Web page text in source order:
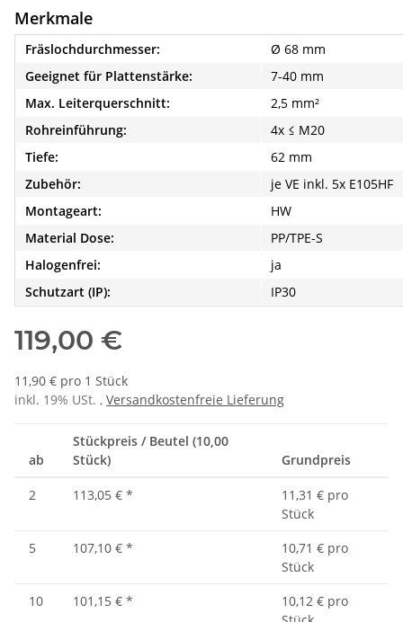
Merkmale
Fräslochdurchmesser:
Ø 68 mm
Geeignet für Plattenstärke:
7-40 mm
Max. Leiterquerschnitt:
2,5 mm²
Rohreinführung:
4x ≤ M20
Tiefe:
62 mm
Zubehör:
je VE inkl. 5x E105HF
Montageart:
HW
Material Dose:
PP/TPE-S
Halogenfrei:
ja
Schutzart (IP):
IP30
119,00 €
11,90 € pro 1 Stück
inkl. 19% USt. , Versandkostenfreie Lieferung
ab
Stückpreis / Beutel (10,00
Stück)
Grundpreis
2 113,05 € *
11,31 € pro
Stück
5
107,10 € *
10,71 € pro
Stück
10
101,15 € *
10,12 € pro